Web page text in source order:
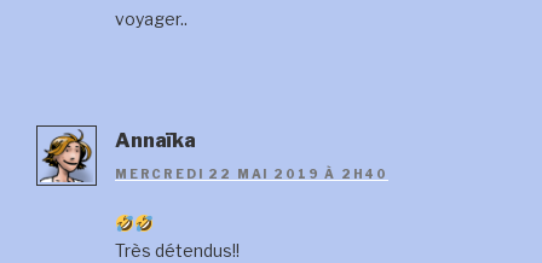
voyager..
Annaïka
MERCREDI 22 MAI 2019 À 2H40
Très détendus!!